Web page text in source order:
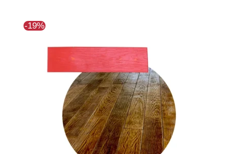
-19%
$139.607.
es:
$113.010.